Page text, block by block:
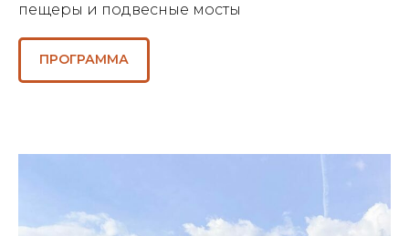
пещеры и подвесные мосты
ПРОГРАММА